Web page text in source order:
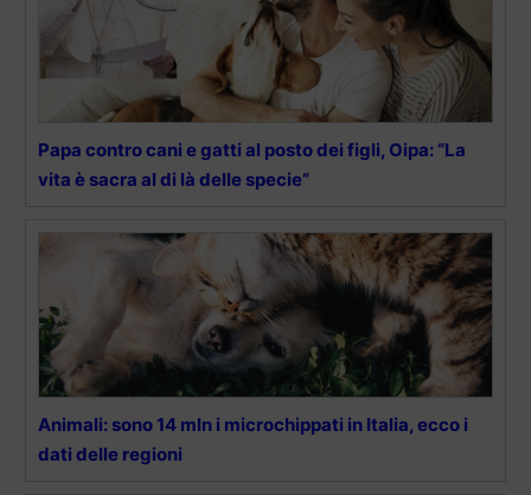
Papa contro cani e gatti al posto dei figli, Oipa: “La
vita è sacra al di là delle specie”
Animali: sono 14 mln i microchippati in Italia, ecco i
dati delle regioni